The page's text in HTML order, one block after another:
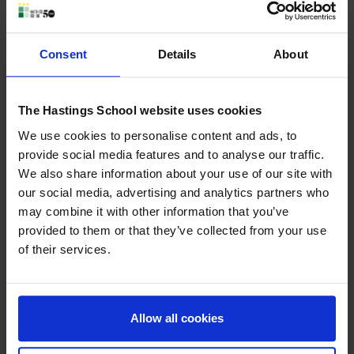
Consent Details About
The Hastings School website uses cookies
We use cookies to personalise content and ads, to
provide social media features and to analyse our traffic.
We also share information about your use of our site with
our social media, advertising and analytics partners who
may combine it with other information that you’ve
provided to them or that they’ve collected from your use
of their services.
Allow all cookies
las actividades artísticas pueden ofrecer a los niños
oportunidades para expresarse, desarrollar confianza y vivir
complejas.
entre colegios, familias y organizaciones solidarias para
generar un impacto positivo en la comunidad. En Hastings
School valoramos profundamente las oportunidades que
animan a nuestros alumnos a mirar más allá del aula y
participar en iniciativas con propósito, desarrollando
empatía, responsabilidad y compromiso social. Experiencias
como esta desempeñan un papel fundamental en la formación
de jóvenes conscientes, reflexivos y comprometidos con los
Year 9 por la madurez, el respeto y el entusiasmo que
demostraron durante toda la visita. Su actitud abierta, curiosa